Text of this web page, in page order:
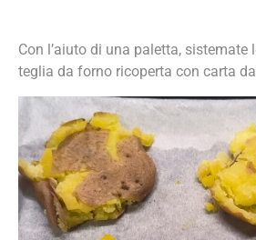
Con l’aiuto di una paletta, sistemate
teglia da forno ricoperta con carta